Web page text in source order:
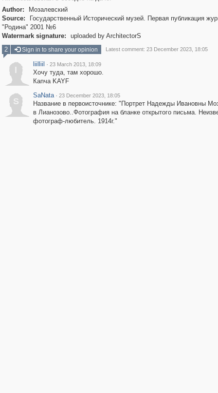
Author:
Мозалевский
Source:
Государственный Исторический музей. Первая публикация
"Родина" 2001 №6
Watermark signature:
uploaded by ArchitectorS
2
Sign in to share your opinion Latest comment: 23 December 2023, 18:05
liilliil · 23 March 2013, 18:09
Хочу туда, там хорошо.
Капча KAYF
S
SaNata · 23 December 2023, 18:05
Название в первоисточнике: "Портрет Надежды Ивановны
в Лианозово..Фотография на бланке открытого письма.
фотограф-любитель. 1914г."